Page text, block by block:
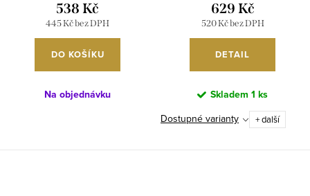
IMSM251149
445 Kč bez DPH
538 Kč
DO KOŠÍKU
Na objednávku
IMSM251149/DU
520 Kč bez DPH
629 Kč
DETAIL
Skladem 1 ks
Dostupné varianty + další